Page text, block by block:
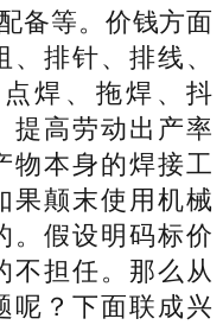
等。价钱方面
排针、排线、
焊、拖焊、抖
提高劳动出产率
物本身的焊接工
果颠末使用机械
。假设明码标价
不担任。那么从
呢？下面联成兴